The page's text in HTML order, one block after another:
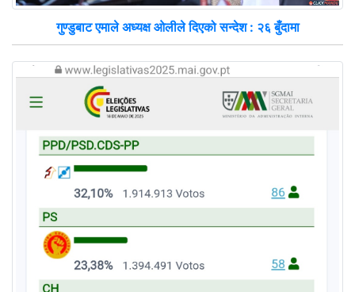
गुण्डुबाट एमाले अध्यक्ष ओलीले दिएको सन्देश : २६ बुँदामा